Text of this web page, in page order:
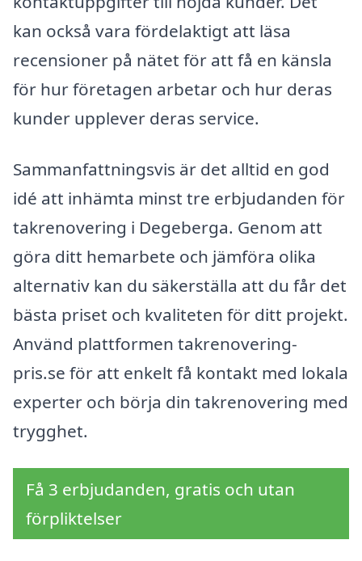
kan också vara fördelaktigt att läsa
recensioner på nätet för att få en känsla
för hur företagen arbetar och hur deras
kunder upplever deras service.
Sammanfattningsvis är det alltid en god
idé att inhämta minst tre erbjudanden för
takrenovering i Degeberga. Genom att
göra ditt hemarbete och jämföra olika
alternativ kan du säkerställa att du får det
bästa priset och kvaliteten för ditt projekt.
Använd plattformen takrenovering-
pris.se för att enkelt få kontakt med lokala
experter och börja din takrenovering med
trygghet.
Få 3 erbjudanden, gratis och utan
förpliktelser